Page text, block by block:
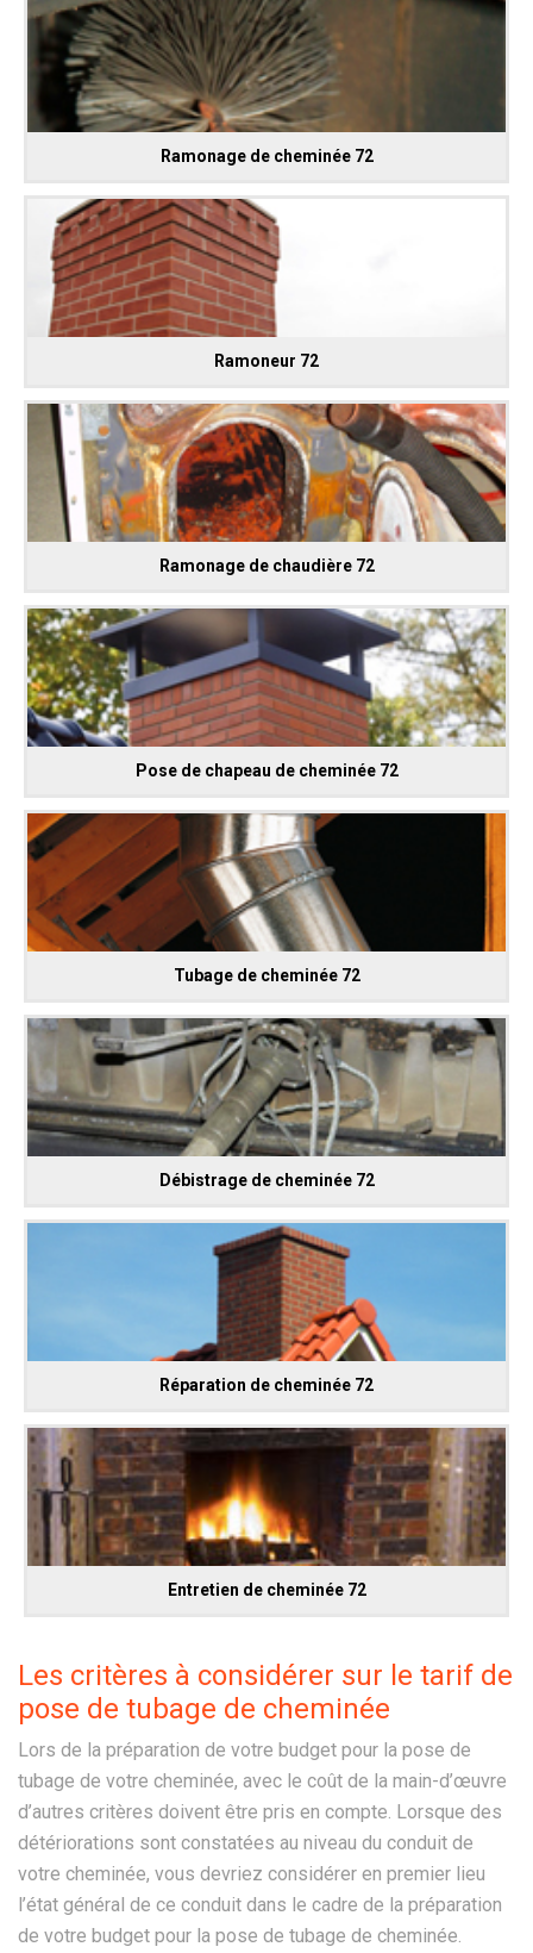
Ramonage de cheminée 72
Ramoneur 72
Ramonage de chaudière 72
Pose de chapeau de cheminée 72
Tubage de cheminée 72
Débistrage de cheminée 72
Réparation de cheminée 72
Entretien de cheminée 72
Les critères à considérer sur le tarif de
pose de tubage de cheminée
Lors de la préparation de votre budget pour la pose de
tubage de votre cheminée, avec le coût de la main-d’œuvre
d’autres critères doivent être pris en compte. Lorsque des
détériorations sont constatées au niveau du conduit de
votre cheminée, vous devriez considérer en premier lieu
l’état général de ce conduit dans le cadre de la préparation
de votre budget pour la pose de tubage de cheminée.